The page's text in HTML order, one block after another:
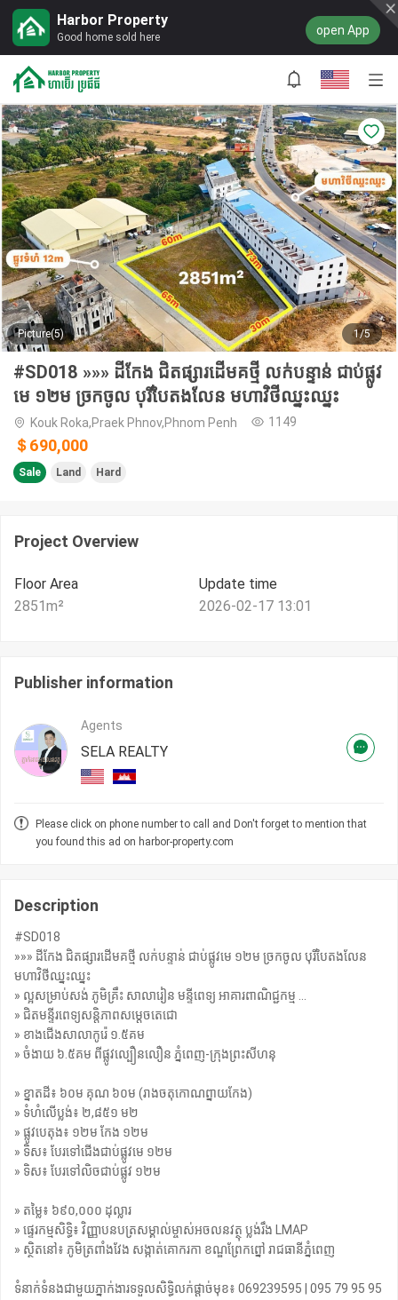
Harbor Property
Good home sold here open App
Picture(5) 1/5
#SD018 »»» ដីកែង ជិតផ្សារដើមគថ្មី លក់បន្ទាន់ ជាប់ផ្លូវ
មេ ១២ម ច្រកចូល បុរីបៃតងលែន មហាវិថីឈ្នះឈ្នះ
Kouk Roka,Praek Phnov,Phnom Penh 1149
＄690,000
Sale Land Hard
Project Overview
Floor Area
2851m²
Update time
2026-02-17 13:01
Publisher information
Agents
SELA REALTY
Please click on phone number to call and Don't forget to mention that
you found this ad on harbor-property.com
Description
#SD018
»»» ដីកែង ជិតផ្សារដើមគថ្មី លក់បន្ទាន់ ជាប់ផ្លូវមេ ១២ម ច្រកចូល បុរីបៃតងលែន
មហាវិថីឈ្នះឈ្នះ
» ល្អសម្រាប់សង់ ភូមិគ្រឹះ សាលារៀន មន្ទីពេទ្យ អាគារពាណិជ្ជកម្ម ...
» ជិតមន្ទីរពេទ្យសន្តិភាពសម្តេចតេជោ
» ខាងជើងសាលាកូរ៉េ ១.៥គម
» ចំងាយ ៦.៥គម ពីផ្លូវល្បឿនលឿន ភ្នំពេញ-ក្រុងព្រះសីហនុ
» ខ្នាតដី៖ ៦០ម គុណ ៦០ម (រាងចតុកោណព្នាយកែង)
» ទំហំលើប្លង់៖ ២,៨៥១ ម២
» ផ្លូវបេតុង៖ ១២ម កែង ១២ម
» ទិស៖ បែរទៅជើងជាប់ផ្លូវមេ ១២ម
» ទិស៖ បែរទៅលិចជាប់ផ្លូវ ១២ម
» តម្លៃ៖ ៦៩០,០០០ ដុល្លារ
» ផ្ទេរកម្មសិទ្ធិ៖ វិញ្ញាបនបត្រសម្គាល់ម្ចាស់អចលនវត្ថុ ប្លង់រឹង LMAP
» ស្ថិតនៅ៖ ភូមិត្រពាំងវែង សង្កាត់គោករកា ខណ្ឌព្រែកព្នៅ រាជធានីភ្នំពេញ
ទំនាក់ទំនងជាមួយភ្នាក់ងារទទួលសិទ្ធិលក់ផ្តាច់មុខ៖ 069239595 | 095 79 95 95